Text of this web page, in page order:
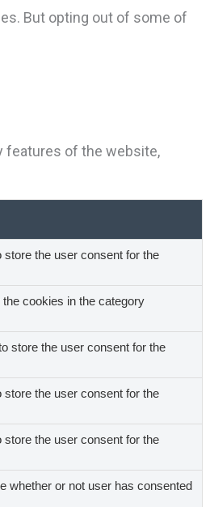
But opting out of some of
features of the website,
the user consent for the
cookies in the category
store the user consent for the
the user consent for the
the user consent for the
whether or not user has consented